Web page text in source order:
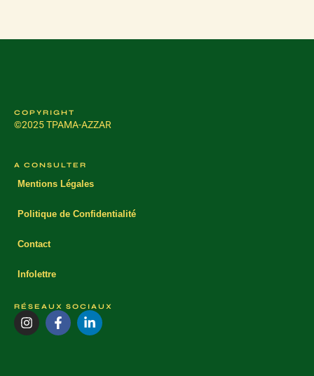
COPYRIGHT
©2025 TPAMA-AZZAR
A CONSULTER
Mentions Légales
Politique de Confidentialité
Contact
Infolettre
RÉSEAUX SOCIAUX